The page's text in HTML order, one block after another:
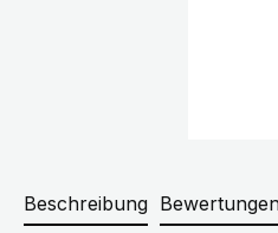
Beschreibung